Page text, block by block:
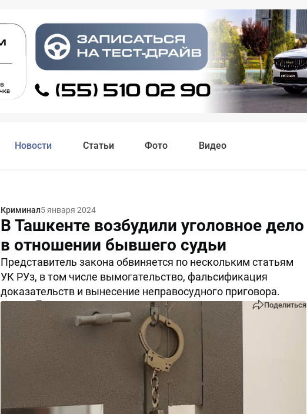
Новости Статьи Фото Видео
Криминал5 января 2024
В Ташкенте возбудили уголовное дело
в отношении бывшего судьи
Представитель закона обвиняется по нескольким статьям
УК РУз, в том числе вымогательство, фальсификация
доказательств и вынесение неправосудного приговора.
10406 Поделиться